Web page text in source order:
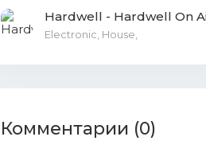
28_b-front_and_adaro_-
Mb)
Hardwell - Hardwell On
Electronic, House,
Комментарии (0)